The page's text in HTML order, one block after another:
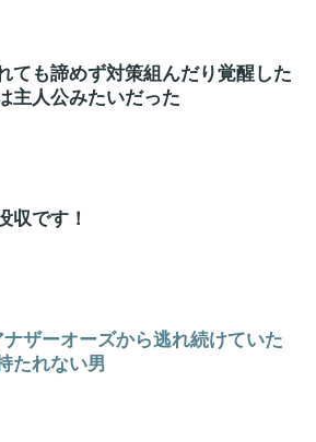
ても諦めず対策組んだり覚醒した
主人公みたいだった
収です！
ザーオーズから逃れ続けていた
たれない男